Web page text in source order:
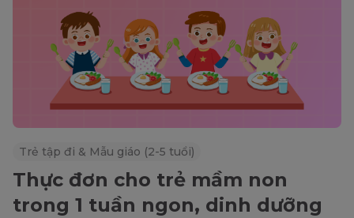
Trẻ tập đi & Mẫu giáo (2-5 tuổi)
Thực đơn cho trẻ mầm non
trong 1 tuần ngon, dinh dưỡng